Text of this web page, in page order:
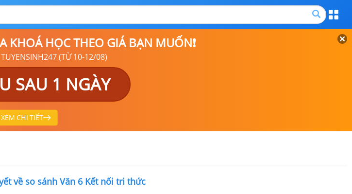
KHOÁ HỌC THEO GIÁ BẠN MUỐN❗
(TỪ 10-12/08)
SAU 1 NGÀY
XEM CHI TIẾT
về so sánh Văn 6 Kết nối tri thức